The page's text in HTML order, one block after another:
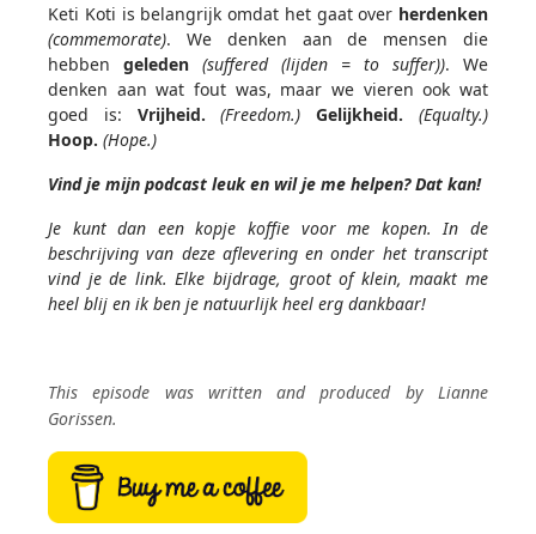
Keti Koti is belangrijk omdat het gaat over herdenken
(commemorate). We denken aan de mensen die
hebben geleden (suffered (lijden = to suffer)). We
denken aan wat fout was, maar we vieren ook wat
goed is: Vrijheid. (Freedom.) Gelijkheid.
(Equalty.)
Hoop. (Hope.)
Vind je mijn podcast leuk en wil je me helpen? Dat kan!
Je kunt dan een kopje koffie voor me kopen. In de
beschrijving van deze aflevering en onder het transcript
vind je de link. Elke bijdrage, groot of klein, maakt me
heel blij en ik ben je natuurlijk heel erg dankbaar!
This episode was written and produced by Lianne
Gorissen.